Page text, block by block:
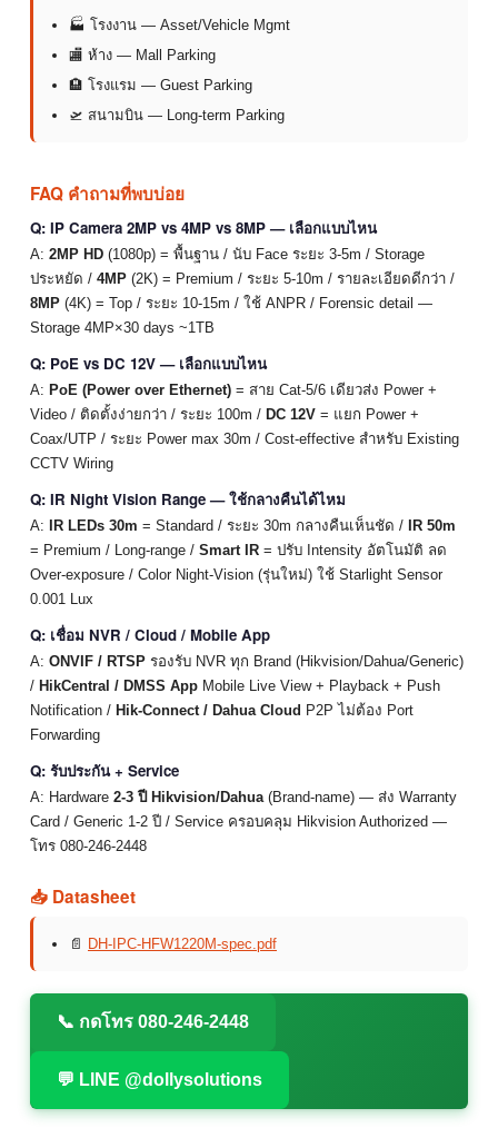
🏭 โรงงาน — Asset/Vehicle Mgmt
🏬 ห้าง — Mall Parking
🏨 โรงแรม — Guest Parking
🛫 สนามบิน — Long-term Parking
FAQ คำถามที่พบบ่อย
Q: IP Camera 2MP vs 4MP vs 8MP — เลือกแบบไหน
A: 2MP HD (1080p) = พื้นฐาน / นับ Face ระยะ 3-5m / Storage
ประหยัด / 4MP (2K) = Premium / ระยะ 5-10m / รายละเอียดดีกว่า /
8MP (4K) = Top / ระยะ 10-15m / ใช้ ANPR / Forensic detail —
Storage 4MP×30 days ~1TB
Q: PoE vs DC 12V — เลือกแบบไหน
A: PoE (Power over Ethernet) = สาย Cat-5/6 เดียวส่ง Power +
Video / ติดตั้งง่ายกว่า / ระยะ 100m / DC 12V = แยก Power +
Coax/UTP / ระยะ Power max 30m / Cost-effective สำหรับ Existing
CCTV Wiring
Q: IR Night Vision Range — ใช้กลางคืนได้ไหม
A: IR LEDs 30m = Standard / ระยะ 30m กลางคืนเห็นชัด /
IR 50m
= Premium / Long-range / Smart IR = ปรับ Intensity อัตโนมัติ ลด
Over-exposure / Color Night-Vision (รุ่นใหม่) ใช้ Starlight Sensor
0.001 Lux
Q: เชื่อม NVR / Cloud / Mobile App
A: ONVIF / RTSP รองรับ NVR ทุก Brand (Hikvision/Dahua/Generic)
/ HikCentral / DMSS App Mobile Live View + Playback + Push
Notification / Hik-Connect / Dahua Cloud P2P ไม่ต้อง Port
Forwarding
Q: รับประกัน + Service
A: Hardware 2-3 ปี Hikvision/Dahua(Brand-name) — ส่ง Warranty
Card / Generic 1-2 ปี / Service ครอบคลุม Hikvision Authorized —
โทร 080-246-2448
📥 Datasheet
📄 DH-IPC-HFW1220M-spec.pdf
📞 กดโทร 080-246-2448
💬 LINE @dollysolutions